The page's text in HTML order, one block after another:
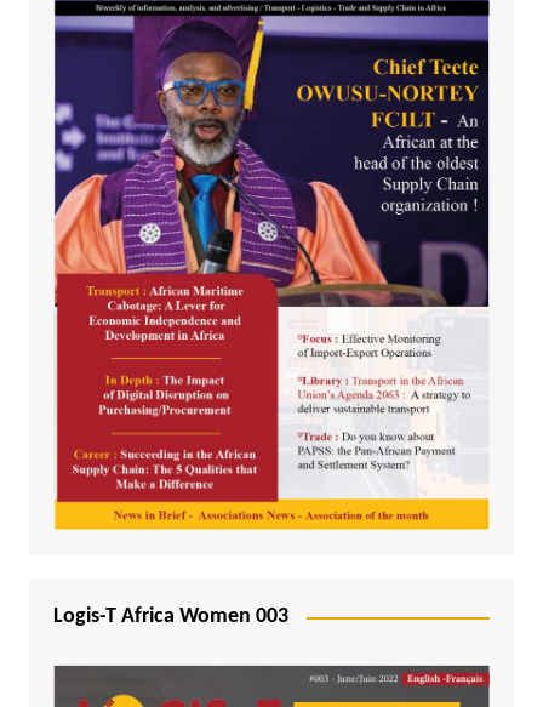
Logis-T Africa Women 003